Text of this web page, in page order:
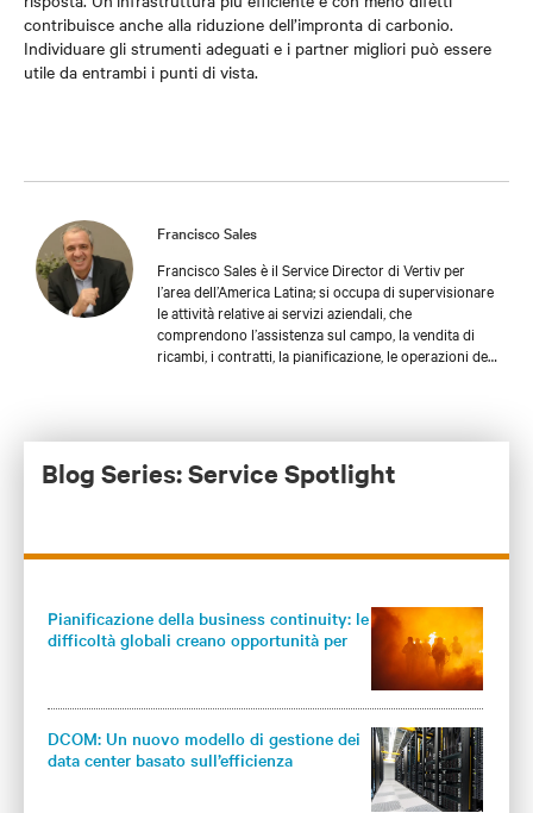
contribuisce anche alla riduzione dell’impronta di carbonio.
Individuare gli strumenti adeguati e i partner migliori può essere
utile da entrambi i punti di vista.
Francisco Sales
Francisco Sales è il Service Director di Vertiv per
l’area dell’America Latina; si occupa di supervisionare
le attività relative ai servizi aziendali, che
comprendono l’assistenza sul campo, la vendita di
ricambi, i contratti, la pianificazione, le operazioni del
mission-critical, si è occupato di settori specializzati
come quello sanitario e quello delle
telecomunicazioni. Francisco è entrato in Vertiv nel
Blog Series: Service Spotlight
Pianificazione della business continuity: le
difficoltà globali creano opportunità per
DCOM: Un nuovo modello di gestione dei
data center basato sull’efficienza